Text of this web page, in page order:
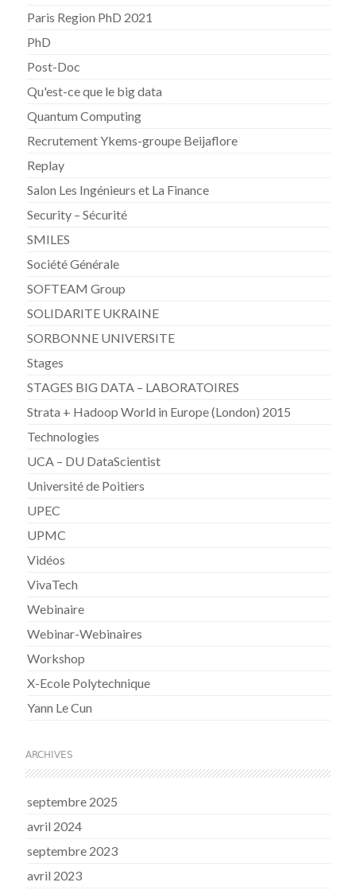
Paris Region PhD 2021
PhD
Post-Doc
Qu'est-ce que le big data
Quantum Computing
Recrutement Ykems-groupe Beijaflore
Replay
Salon Les Ingénieurs et La Finance
Security – Sécurité
SMILES
Société Générale
SOFTEAM Group
SOLIDARITE UKRAINE
SORBONNE UNIVERSITE
Stages
STAGES BIG DATA – LABORATOIRES
Strata + Hadoop World in Europe (London) 2015
Technologies
UCA – DU DataScientist
Université de Poitiers
UPEC
UPMC
Vidéos
VivaTech
Webinaire
Webinar-Webinaires
Workshop
X-Ecole Polytechnique
Yann Le Cun
ARCHIVES
septembre 2025
avril 2024
septembre 2023
avril 2023